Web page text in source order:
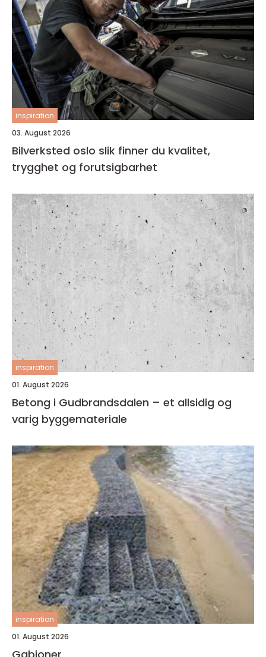
inspiration
03. August 2026
Bilverksted oslo slik finner du kvalitet,
trygghet og forutsigbarhet
inspiration
01. August 2026
Betong i Gudbrandsdalen – et allsidig og
varig byggemateriale
inspiration
01. August 2026